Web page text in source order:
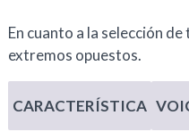
En cuanto a la selección
extremos opuestos.
CARACTERÍSTICA